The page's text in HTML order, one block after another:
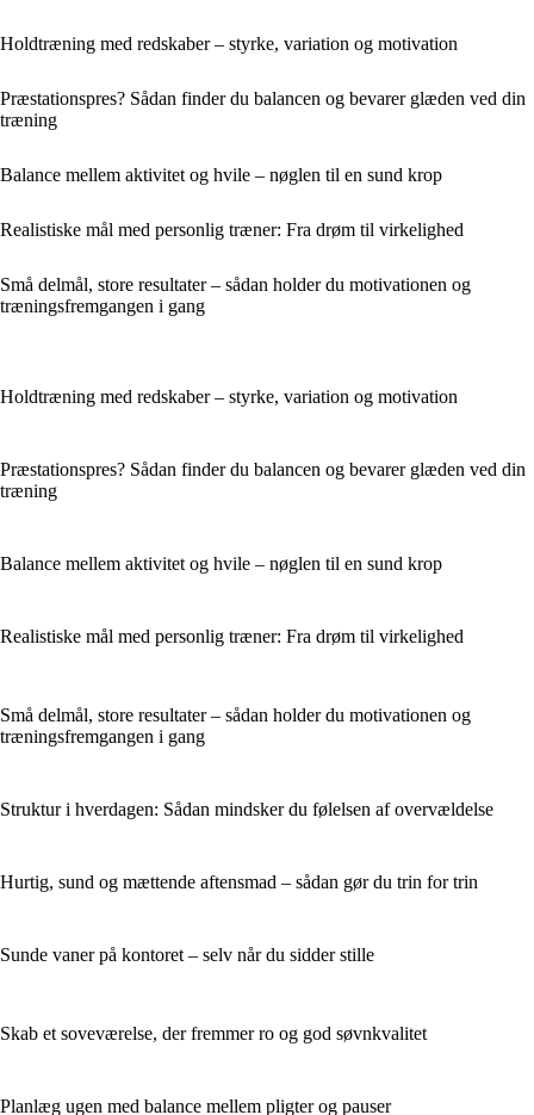
Holdtræning med redskaber – styrke, variation og motivation
Præstationspres? Sådan finder du balancen og bevarer glæden ved din
træning
Balance mellem aktivitet og hvile – nøglen til en sund krop
Realistiske mål med personlig træner: Fra drøm til virkelighed
Små delmål, store resultater – sådan holder du motivationen og
træningsfremgangen i gang
Holdtræning med redskaber – styrke, variation og motivation
Præstationspres? Sådan finder du balancen og bevarer glæden ved din
træning
Balance mellem aktivitet og hvile – nøglen til en sund krop
Realistiske mål med personlig træner: Fra drøm til virkelighed
Små delmål, store resultater – sådan holder du motivationen og
træningsfremgangen i gang
Struktur i hverdagen: Sådan mindsker du følelsen af overvældelse
Hurtig, sund og mættende aftensmad – sådan gør du trin for trin
Sunde vaner på kontoret – selv når du sidder stille
Skab et soveværelse, der fremmer ro og god søvnkvalitet
Planlæg ugen med balance mellem pligter og pauser